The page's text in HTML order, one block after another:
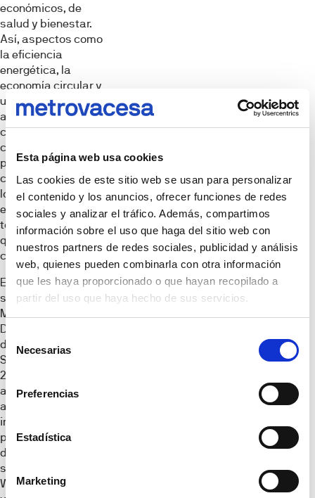
Esta página web usa cookies
Las cookies de este sitio web se usan para personalizar
el contenido y los anuncios, ofrecer funciones de redes
sociales y analizar el tráfico. Además, compartimos
información sobre el uso que haga del sitio web con
nuestros partners de redes sociales, publicidad y análisis
web, quienes pueden combinarla con otra información
que les haya proporcionado o que hayan recopilado a
partir del uso que haya hecho de sus servicios.
Selección
de
consentimiento
Necesarias
Preferencias
Estadística
Marketing
económicos, de
salud y bienestar.
Así, aspectos como
la eficiencia
energética, la
economía circular y
un diseño adaptado
a las
características
climáticas y
paisajísticas
concretas de cada
localización, son
elementos clave en
todos los proyectos
que desarrolla la
compañía.
El compromiso
sostenible
Metrovacesa
Domum se enmarca
dentro de su Plan de
Sostenibilidad
2020-2022 y está
alineado con las
acciones más
importantes de los
principales sellos
del mercado como
son Breeam, Leed,
Well, Verde, los ODS